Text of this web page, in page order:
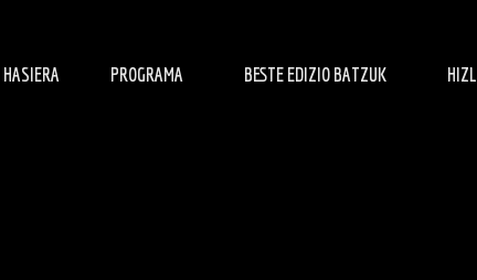
HASIERA PROGRAMA BESTE EDIZIO BATZUK